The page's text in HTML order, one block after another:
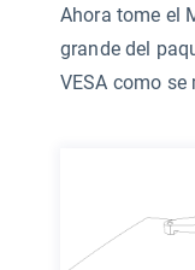
Ahora tome el
grande del
VESA como